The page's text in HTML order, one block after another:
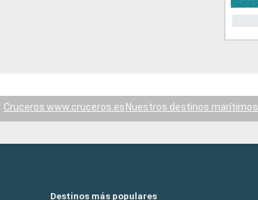
Cruceros www.cruceros.es Nuestros destinos marítimos
Destinos más populares